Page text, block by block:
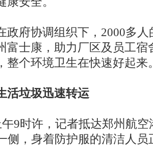
府协调组织下，2000多人
富士康，助力厂区及员工宿
整个环境卫生在快速好起来
垃圾迅速转运
时许，记者抵达郑州航空
侧，身着防护服的清洁人